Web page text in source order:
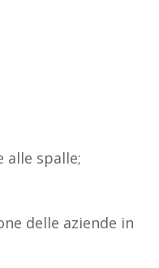
alle spalle;
delle aziende in